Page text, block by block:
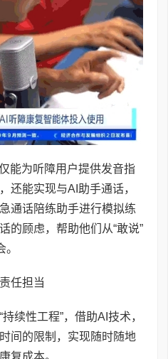
能为听障用户提供发音指
还能实现与AI助手通话，
通话陪练助手进行模拟练
的顾虑，帮助他们从“敢说”
任担当
续性工程”，借助AI技术，
间的限制，实现随时随地